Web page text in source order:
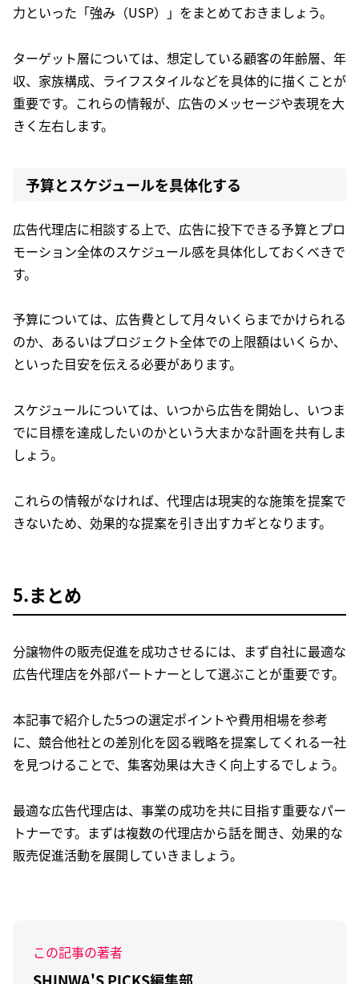
力といった「強み（USP）」をまとめておきましょう。
ターゲット層については、想定している顧客の年齢層、年
収、家族構成、ライフスタイルなどを具体的に描くことが
重要です。これらの情報が、広告のメッセージや表現を大
きく左右します。
予算とスケジュールを具体化する
広告代理店に相談する上で、広告に投下できる予算とプロ
モーション全体のスケジュール感を具体化しておくべきで
す。
予算については、広告費として月々いくらまでかけられる
のか、あるいはプロジェクト全体での上限額はいくらか、
といった目安を伝える必要があります。
スケジュールについては、いつから広告を開始し、いつま
でに目標を達成したいのかという大まかな計画を共有しま
しょう。
これらの情報がなければ、代理店は現実的な施策を提案で
きないため、効果的な提案を引き出すカギとなります。
5.まとめ
分譲物件の販売促進を成功させるには、まず自社に最適な
広告代理店を外部パートナーとして選ぶことが重要です。
本記事で紹介した5つの選定ポイントや費用相場を参考
に、競合他社との差別化を図る戦略を提案してくれる一社
を見つけることで、集客効果は大きく向上するでしょう。
最適な広告代理店は、事業の成功を共に目指す重要なパー
トナーです。まずは複数の代理店から話を聞き、効果的な
販売促進活動を展開していきましょう。
この記事の著者